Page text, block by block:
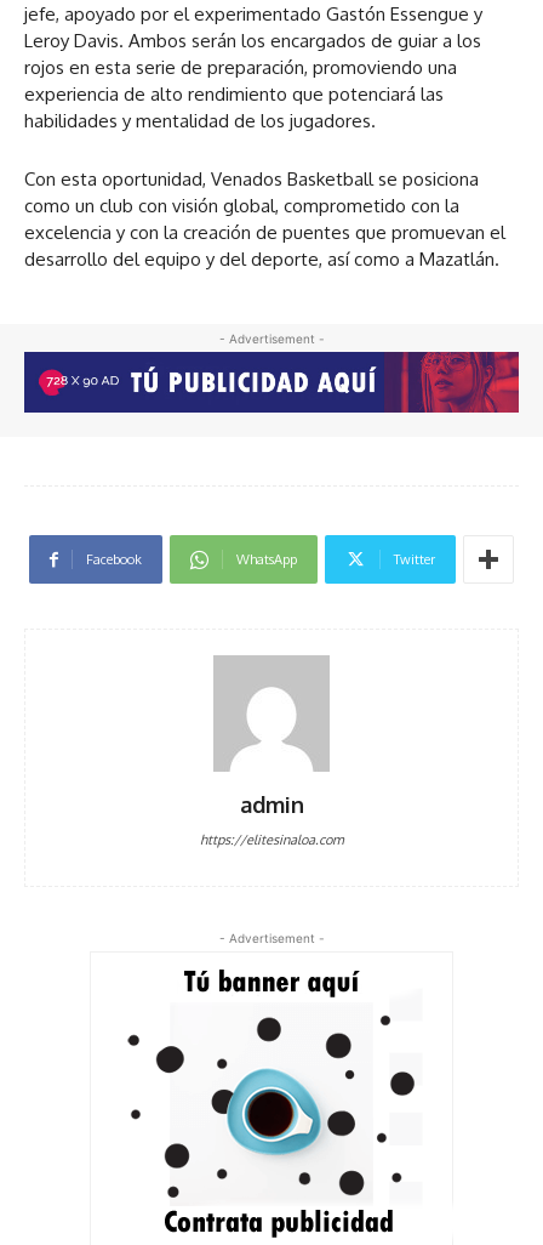
jefe, apoyado por el experimentado Gastón Essengue y
Leroy Davis. Ambos serán los encargados de guiar a los
rojos en esta serie de preparación, promoviendo una
experiencia de alto rendimiento que potenciará las
habilidades y mentalidad de los jugadores.
Con esta oportunidad, Venados Basketball se posiciona
como un club con visión global, comprometido con la
excelencia y con la creación de puentes que promuevan el
desarrollo del equipo y del deporte, así como a Mazatlán.
- Advertisement -
Facebook WhatsApp Twitter
admin
https://elitesinaloa.com
- Advertisement -